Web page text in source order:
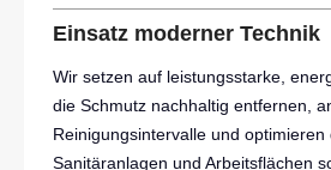
Einsatz moderner Technik
Wir setzen auf leistungsstarke,
die Schmutz nachhaltig entfernen,
Reinigungsintervalle und
Sanitäranlagen und Arbeitsflächen